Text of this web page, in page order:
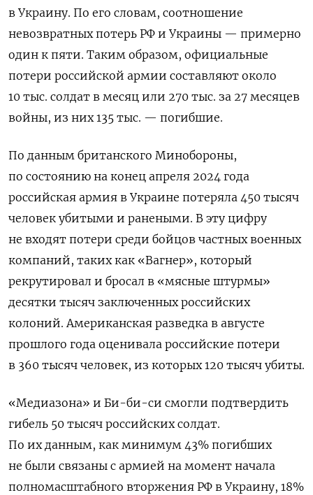
в Украину. По его словам, соотношение
невозвратных потерь РФ и Украины — примерно
один к пяти. Таким образом, официальные
потери российской армии составляют около
10 тыс. солдат в месяц или 270 тыс. за 27 месяцев
войны, из них 135 тыс. — погибшие.
По данным британского Минобороны,
по состоянию на конец апреля 2024 года
российская армия в Украине потеряла 450 тысяч
человек убитыми и ранеными. В эту цифру
не входят потери среди бойцов частных военных
компаний, таких как «Вагнер», который
рекрутировал и бросал в «мясные штурмы»
десятки тысяч заключенных российских
колоний. Американская разведка в августе
прошлого года оценивала российские потери
в 360 тысяч человек, из которых 120 тысяч убиты.
«Медиазона» и Би-би-си смогли подтвердить
гибель 50 тысяч российских солдат.
По их данным, как минимум 43% погибших
не были связаны с армией на момент начала
полномасштабного вторжения РФ в Украину, 18%